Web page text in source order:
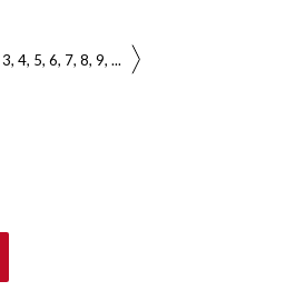
3 4 5 6 7 8 9 ...